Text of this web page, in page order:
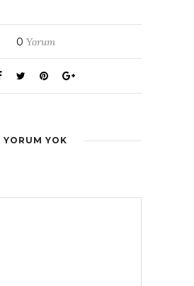
0 Yorum
YORUM YOK